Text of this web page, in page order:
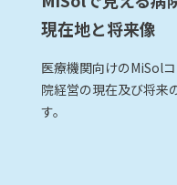
現在地と将来像
医療機関向けのMiSol
院経営の現在及び将来
す。